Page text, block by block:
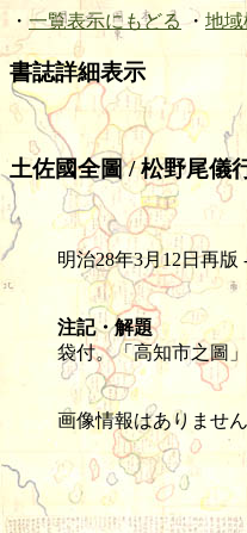
・ 一覧表示にもどる ・ 地
書誌詳細表示
土佐國全圖 / 松野尾儀
明治28年3月12日再版
注記・解題
袋付。「高知市之圖
画像情報はありません